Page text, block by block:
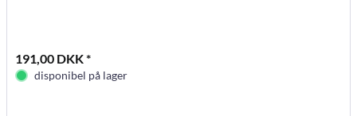
191,00 DKK *
disponibel på lager